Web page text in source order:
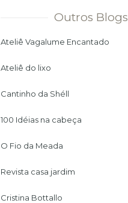
MEU JARDIM ...
Outros Blogs
Ateliê Vagalume Encantado
Ateliê do lixo
Cantinho da Shéll
100 Idéias na cabeça
O Fio da Meada
Revista casa jardim
Cristina Bottallo